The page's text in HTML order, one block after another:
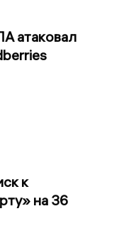
атаковал
к
на 36